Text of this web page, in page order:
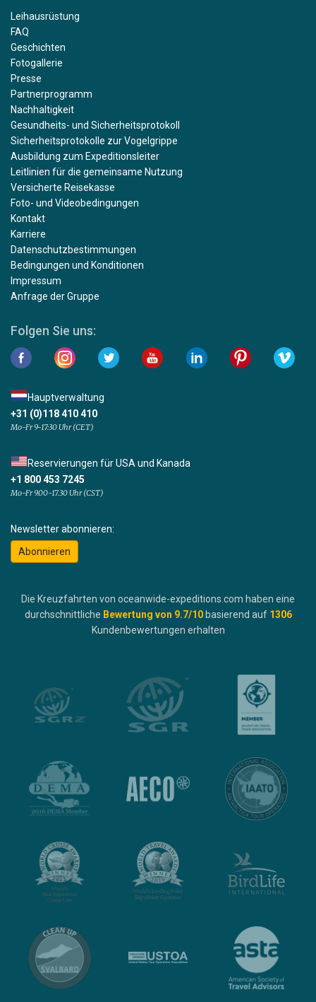
Leihausrüstung
FAQ
Geschichten
Fotogallerie
Presse
Partnerprogramm
Nachhaltigkeit
Gesundheits- und Sicherheitsprotokoll
Sicherheitsprotokolle zur Vogelgrippe
Ausbildung zum Expeditionsleiter
Leitlinien für die gemeinsame Nutzung
Versicherte Reisekasse
Foto- und Videobedingungen
Kontakt
Karriere
Datenschutzbestimmungen
Bedingungen und Konditionen
Impressum
Anfrage der Gruppe
Folgen Sie uns:
Hauptverwaltung
+31 (0)118 410 410
Mo-Fr 9-17:30 Uhr (CET)
Reservierungen für USA und Kanada
+1 800 453 7245
Mo-Fr 9.00-17.30 Uhr (CST)
Newsletter abonnieren:
Abonnieren
Die Kreuzfahrten von oceanwide-expeditions.com haben eine
durchschnittliche Bewertung von 9.7/10 basierend auf 1306
Kundenbewertungen erhalten